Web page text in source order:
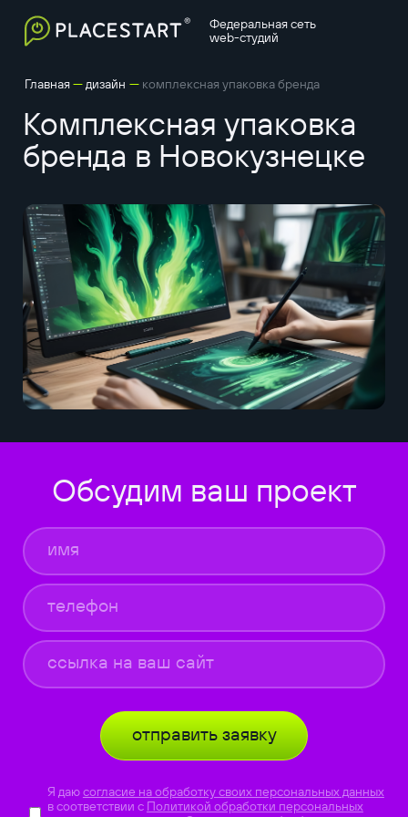
Федеральная сеть
web-студий
Главная—дизайн — комплексная упаковка бренда
Комплексная упаковка
бренда в Новокузнецке
Обсудим ваш проект
отправить заявку
Я даюсогласие на обработку своих персональных данных
в соответствии с Политикой обработки персональных